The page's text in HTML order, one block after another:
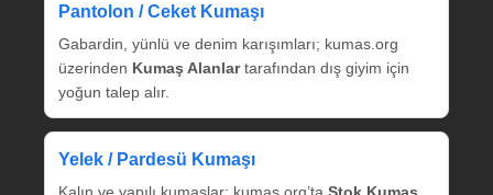
Pantolon / Ceket Kumaşı
Gabardin, yünlü ve denim karışımları; kumas.org
üzerinden Kumaş Alanlartarafından dış giyim için
yoğun talep alır.
Yelek / Pardesü Kumaşı